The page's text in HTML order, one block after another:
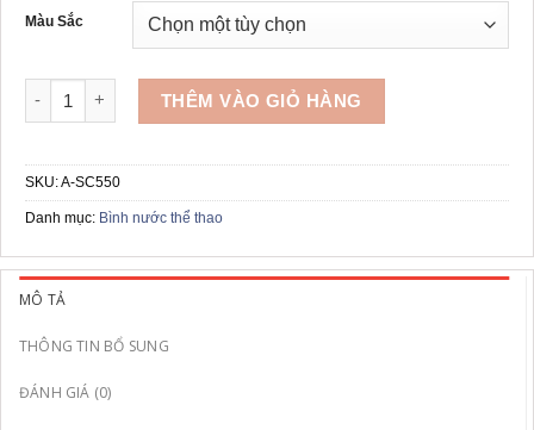
219,000₫.là:
129,000₫.
Màu Sắc
Bình nước thể thao 550ml AOLIKES A-SC550 số lượng
THÊM VÀO GIỎ HÀNG
SKU:A-SC550
Danh mục: Bình nước thể thao
MÔ TẢ
THÔNG TIN BỔ SUNG
ĐÁNH GIÁ (0)